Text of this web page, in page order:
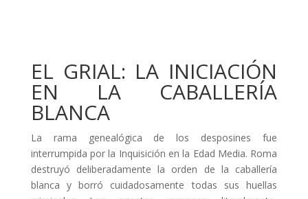
EL GRIAL: LA INICIACIÓN
EN LA CABALLERÍA
BLANCA
La rama genealógica de los desposines fue
interrumpida por la Inquisición en la Edad Media. Roma
destruyó deliberadamente la orden de la caballería
blanca y borró cuidadosamente todas sus huellas